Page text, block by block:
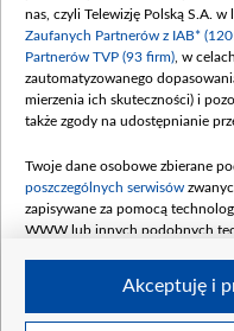
nas, czyli Telewizję Polską S.A. w
Zaufanych Partnerów z IAB*
Partnerów TVP (93 firm) , w
zautomatyzowanego
mierzenia ich skuteczności) i
także zgody na udostępnianie
Twoje dane osobowe zbierane
poszczególnych serwisów
zapisywane za pomocą
WWW lub innych podobnych
Akceptuję i